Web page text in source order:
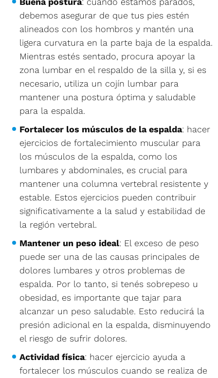
debemos asegurar de que tus pies estén
alineados con los hombros y mantén una
ligera curvatura en la parte baja de la espalda.
Mientras estés sentado, procura apoyar la
zona lumbar en el respaldo de la silla y, si es
necesario, utiliza un cojín lumbar para
mantener una postura óptima y saludable
para la espalda.
Fortalecer los músculos de la espalda: hacer
ejercicios de fortalecimiento muscular para
los músculos de la espalda, como los
lumbares y abdominales, es crucial para
mantener una columna vertebral resistente y
estable. Estos ejercicios pueden contribuir
significativamente a la salud y estabilidad de
la región vertebral.
Mantener un peso ideal: El exceso de peso
puede ser una de las causas principales de
dolores lumbares y otros problemas de
espalda. Por lo tanto, si tenés sobrepeso u
obesidad, es importante que tajar para
alcanzar un peso saludable. Esto reducirá la
presión adicional en la espalda, disminuyendo
el riesgo de sufrir dolores.
Actividad física: hacer ejercicio ayuda a
fortalecer los músculos cuando se realiza de